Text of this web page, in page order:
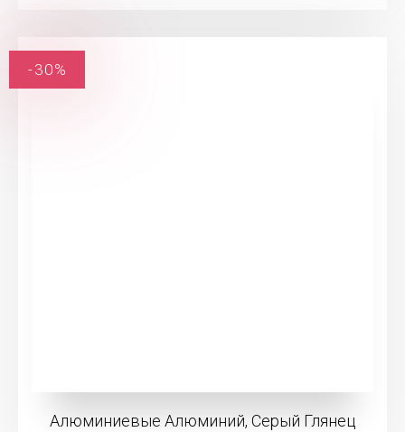
Алюминиевые Алюминий, Серый Глянец
-30%